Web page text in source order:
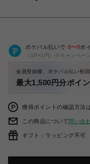
ポケパル払いで 0〜0ポ
（1P=1円）※キャンペー
会員登録後、ポケパル払い初
最大1,500円分ポイ
獲得ポイントの確認方法
この商品について問い合
ギフト：ラッピング不可